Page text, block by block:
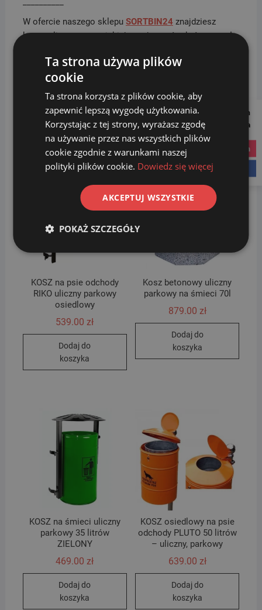
W ofercie naszego sklepu SORTBIN24 znajdziesz
kosze uliczne europejskich producentów, które zostały
jest wiele rodzajów i kolorów koszy betonowych
(kamiennych). Dzięki różnorodnej stylistyce, możesz
dobrać produkty idealne do urządzanego otoczenia.
Kosze znajdują zastosowanie na osiedlach, w parkach i
innych miejscach użyteczności publicznej.
Podobne produkty
KOSZ na psie odchody
RIKO uliczny parkowy
osiedlowy
539.00 zł
Dodaj do
koszyka
Kosz betonowy uliczny
parkowy na śmieci 70l
879.00 zł
Dodaj do
koszyka
KOSZ na śmieci uliczny
parkowy 35 litrów
ZIELONY
469.00 zł
Dodaj do
koszyka
KOSZ osiedlowy na psie
odchody PLUTO 50 litrów
– uliczny, parkowy
639.00 zł
Dodaj do
koszyka
Follow us on
Social Media
instagram
Ta strona używa plików
cookie
Ta strona korzysta z plików cookie, aby
zapewnić lepszą wygodę użytkowania.
Korzystając z tej strony, wyrażasz zgodę
na używanie przez nas wszystkich plików
cookie zgodnie z warunkami naszej
polityki plików cookie. Dowiedz się więcej
AKCEPTUJ WSZYSTKIE
POKAŻ SZCZEGÓŁY